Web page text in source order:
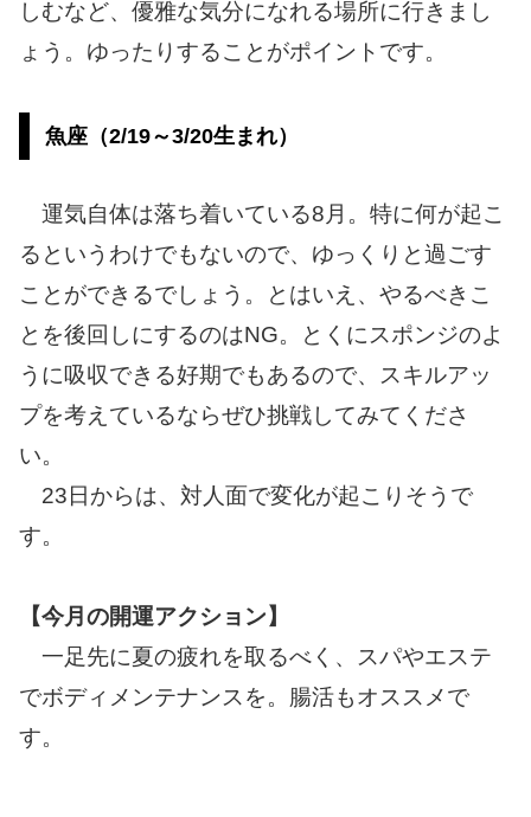
しむなど、優雅な気分になれる場所に行きまし
ょう。ゆったりすることがポイントです。
魚座（2/19～3/20生まれ）
運気自体は落ち着いている8月。特に何が起こ
るというわけでもないので、ゆっくりと過ごす
ことができるでしょう。とはいえ、やるべきこ
とを後回しにするのはNG。とくにスポンジのよ
うに吸収できる好期でもあるので、スキルアッ
プを考えているならぜひ挑戦してみてくださ
い。
23日からは、対人面で変化が起こりそうで
す。
【今月の開運アクション】
一足先に夏の疲れを取るべく、スパやエステ
でボディメンテナンスを。腸活もオススメで
す。